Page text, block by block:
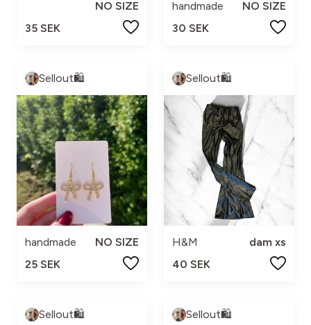
NO SIZE
35 SEK
handmade
NO SIZE
30 SEK
Sellout🛍️
handmade
NO SIZE
25 SEK
Sellout🛍️
H&M
dam xs
40 SEK
Sellout🛍️ Sellout🛍️